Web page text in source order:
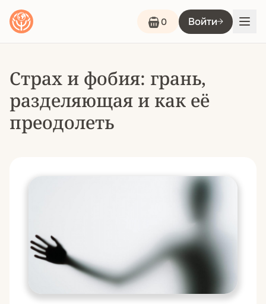
0 Войти
Страх и фобия: грань,
разделяющая и как её
преодолеть